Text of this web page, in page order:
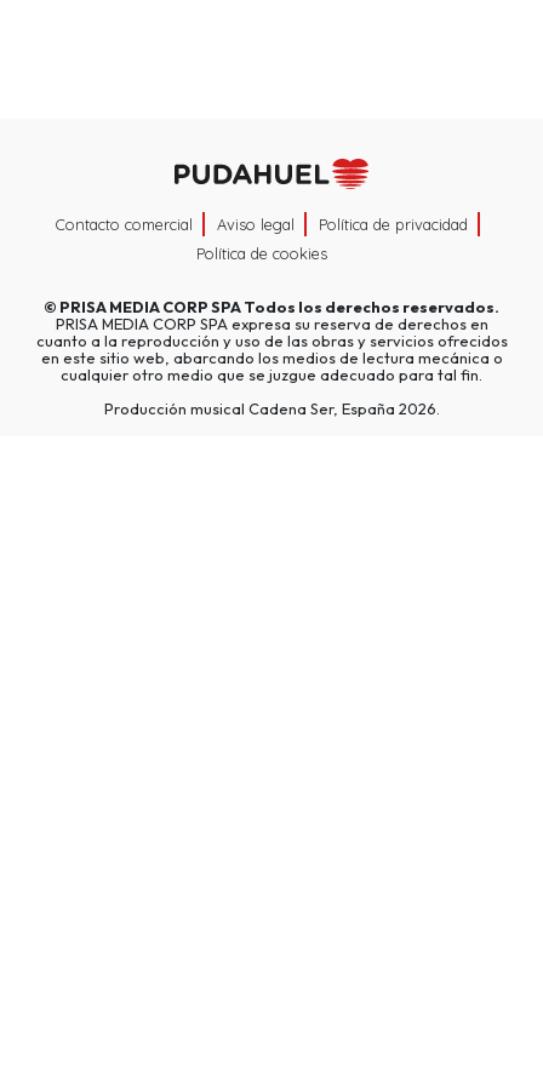
Contacto comercial Aviso legal
Política de privacidad
Política de cookies
© PRISA MEDIA CORP SPATodos los derechos reservados.
PRISA MEDIA CORP SPA expresa su reserva de derechos en
cuanto a la reproducción y uso de las obras y servicios ofrecidos
en este sitio web, abarcando los medios de lectura mecánica o
cualquier otro medio que se juzgue adecuado para tal fin.
Producción musical Cadena Ser, España 2026.